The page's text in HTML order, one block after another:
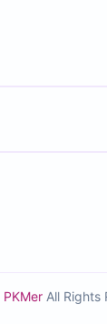
PKMer All